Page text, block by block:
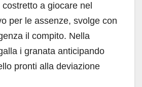
costretto a giocare nel
per le assenze, svolge con
il compito. Nella
i granata anticipando
pronti alla deviazione